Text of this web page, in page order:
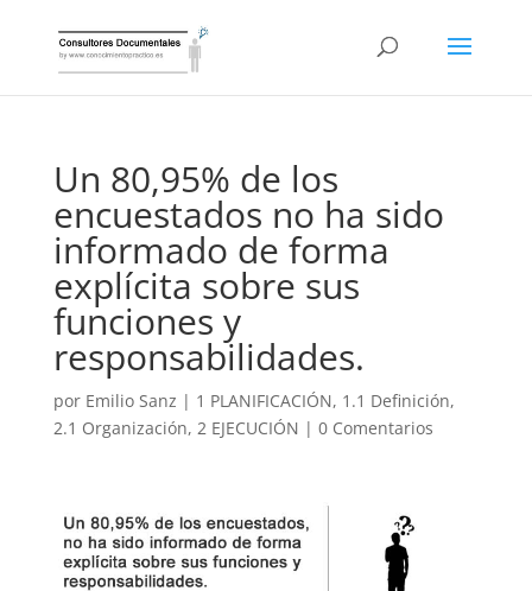
Un 80,95% de los
encuestados no ha sido
informado de forma
explícita sobre sus
funciones y
responsabilidades.
por Emilio Sanz | 1 PLANIFICACIÓN, 1.1 Definición,
2.1 Organización, 2 EJECUCIÓN | 0 Comentarios